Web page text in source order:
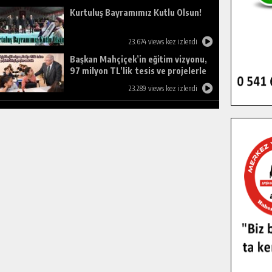
Kurtuluş Bayramımız Kutlu Olsun!
23.674 views kez izlendi
Başkan Mahçiçek’in eğitim vizyonu,
97 milyon TL’lik tesis ve projelerle
23.289 views kez izlendi